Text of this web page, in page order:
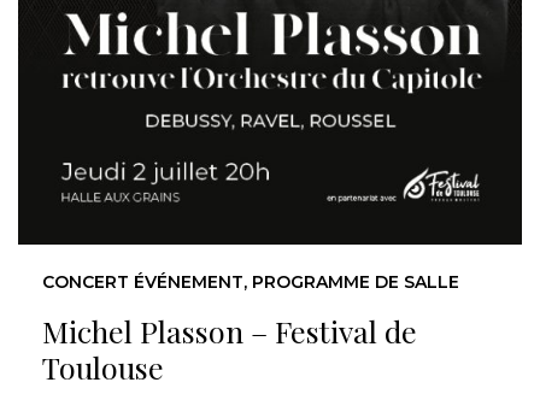
Michel Plasson – Festival de
Toulouse
CONCERT ÉVÉNEMENT, PROGRAMME DE SALLE